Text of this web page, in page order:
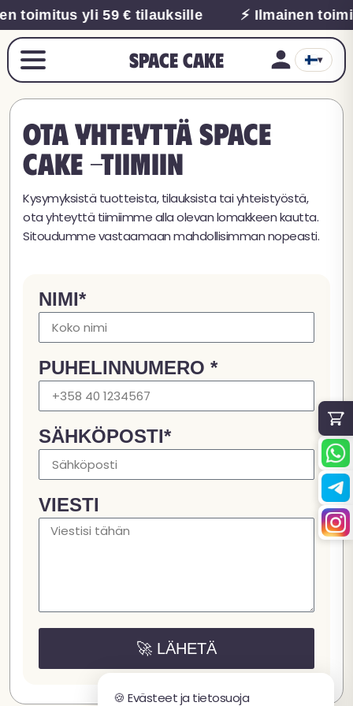
🍪 Evästeet ja tietosuoja
toimitus yli 59 € tilauksille ⚡ Ilmainen
Space Cake ▾
Ota yhteyttä Space
Cake -tiimiin
Kysymyksistä tuotteista, tilauksista tai yhteistyöstä,
ota yhteyttä tiimiimme alla olevan lomakkeen kautta.
Sitoudumme vastaamaan mahdollisimman nopeasti.
NIMI*
PUHELINNUMERO *
SÄHKÖPOSTI*
VIESTI
🚀 LÄHETÄ